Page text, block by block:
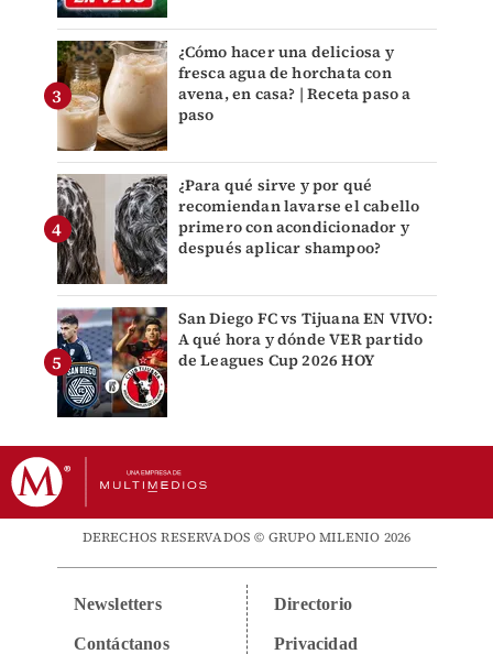
¿Cómo hacer una deliciosa y
fresca agua de horchata con
avena, en casa? | Receta paso a
paso
¿Para qué sirve y por qué
recomiendan lavarse el cabello
primero con acondicionador y
después aplicar shampoo?
San Diego FC vs Tijuana EN VIVO:
A qué hora y dónde VER partido
de Leagues Cup 2026 HOY
DERECHOS RESERVADOS © GRUPO MILENIO 2026
Newsletters
Contáctanos
Directorio
Privacidad